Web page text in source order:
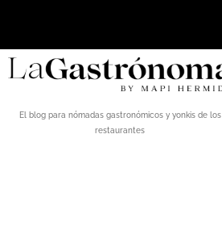
El blog para nómadas gastronómicos y yonkis de los
restaurantes